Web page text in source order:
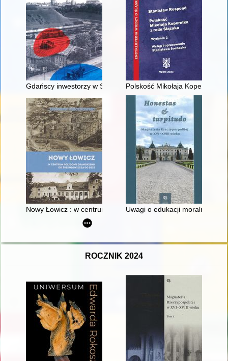
Gdańscy inwestorzy w Sopocie : prestiż finansowy i
Polskość Mikołaja Kopernika z
Nowy Łowicz : w centrum poligonu drawskiego od
Uwagi o edukacji moralnej
ROCZNIK 2024